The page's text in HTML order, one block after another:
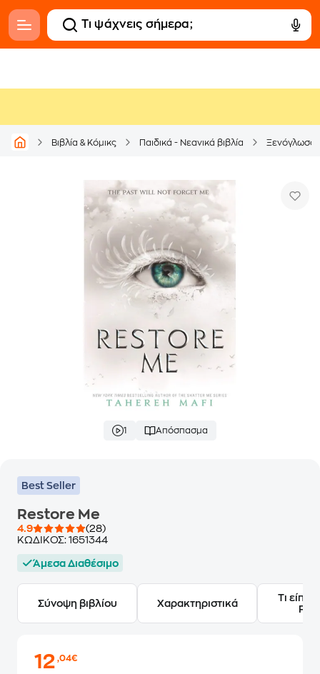
Βιβλία & Κόμικς Παιδικά - Νεανικά βιβλία
1 Απόσπασμα
Best Seller
Restore Me
4.9
(28)
ΚΩΔΙΚΟΣ: 1651344
Άμεσα Διαθέσιμο
Σύνοψη βιβλίου Χαρακτηριστικά
Τι
12,04€